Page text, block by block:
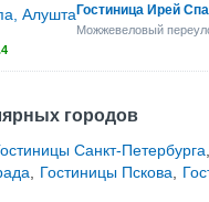
Гостиница Ирей Спа
Можжевеловый
городов
Санкт-Петербурга
Гостиницы Пскова